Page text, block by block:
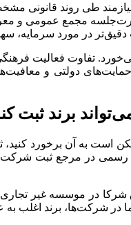
نیازمند طی روند
صورت‌جلسه مجمع عمومی
دقیق‌تر در مورد سرمایه،
تفاوت فعالیت
دولتی و
برند ثبت
است به آن برخورد کنید،
رسمی در مرجع ثبت
شرکا در موسسه غیر
در شرکت‌ها، برند اغلب